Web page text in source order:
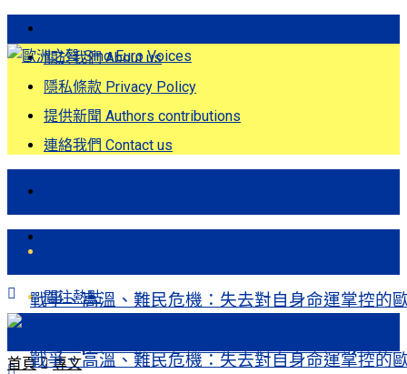
關於我們 About us
隱私條款 Privacy Policy
提供新聞 Authors contributions
連絡我們 Contact us
戰爭、高溫、難民危機：失去對自身命運掌控的
關注熱點
戰爭、高溫、難民危機：失去對自身命運掌控的
首頁 專文